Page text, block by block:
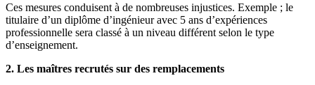
Ces mesures conduisent à de nombreuses injustices. Exemple ; le
titulaire d’un diplôme d’ingénieur avec 5 ans d’expériences
professionnelle sera classé à un niveau différent selon le type
d’enseignement.
2. Les maîtres recrutés sur des remplacements